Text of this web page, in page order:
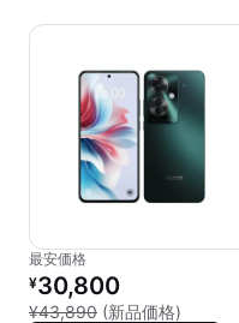
最安価格
リファービッシュ品の価格：
¥30,800
¥43,890 (新品価格) 新品